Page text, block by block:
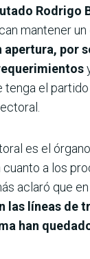
Rodrigo
mantener un
apertura, por
tenga el
es el
a los
aclaró que
las líneas de
han